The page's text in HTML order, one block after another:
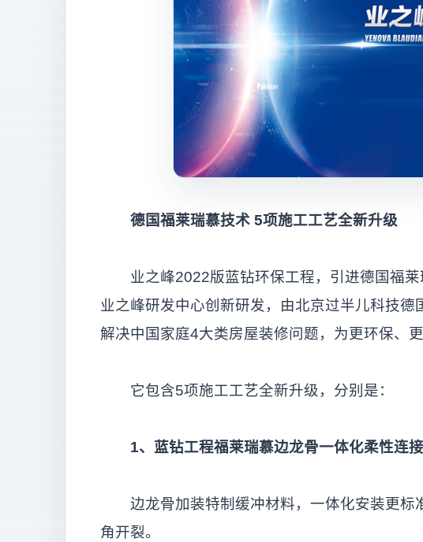
德国福莱瑞慕技术 5项施工工艺全新升级
业之峰2022版蓝钻环保工程，引进德国福莱
业之峰研发中心创新研发，由北京过半儿科技德
解决中国家庭4大类房屋装修问题，为更环保、
它包含5项施工工艺全新升级，分别是：
1、蓝钻工程福莱瑞慕边龙骨一体化柔性连
边龙骨加装特制缓冲材料，一体化安装更标
角开裂。